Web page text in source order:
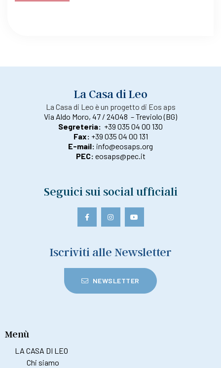
La Casa di Leo
La Casa di Leo è un progetto di Eos aps
Via Aldo Moro, 47 / 24048 – Treviolo (BG)
Segreteria: +39 035 04 00 130
Fax: +39 035 04 00 131
E-mail: info@eosaps.org
PEC: eosaps@pec.it
Seguici sui social ufficiali
Iscriviti alle Newsletter
NEWSLETTER
Menù
LA CASA DI LEO
Chi siamo